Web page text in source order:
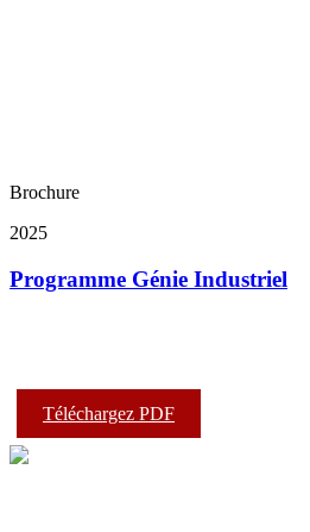
Brochure
2025
Programme Génie Industriel
Téléchargez PDF